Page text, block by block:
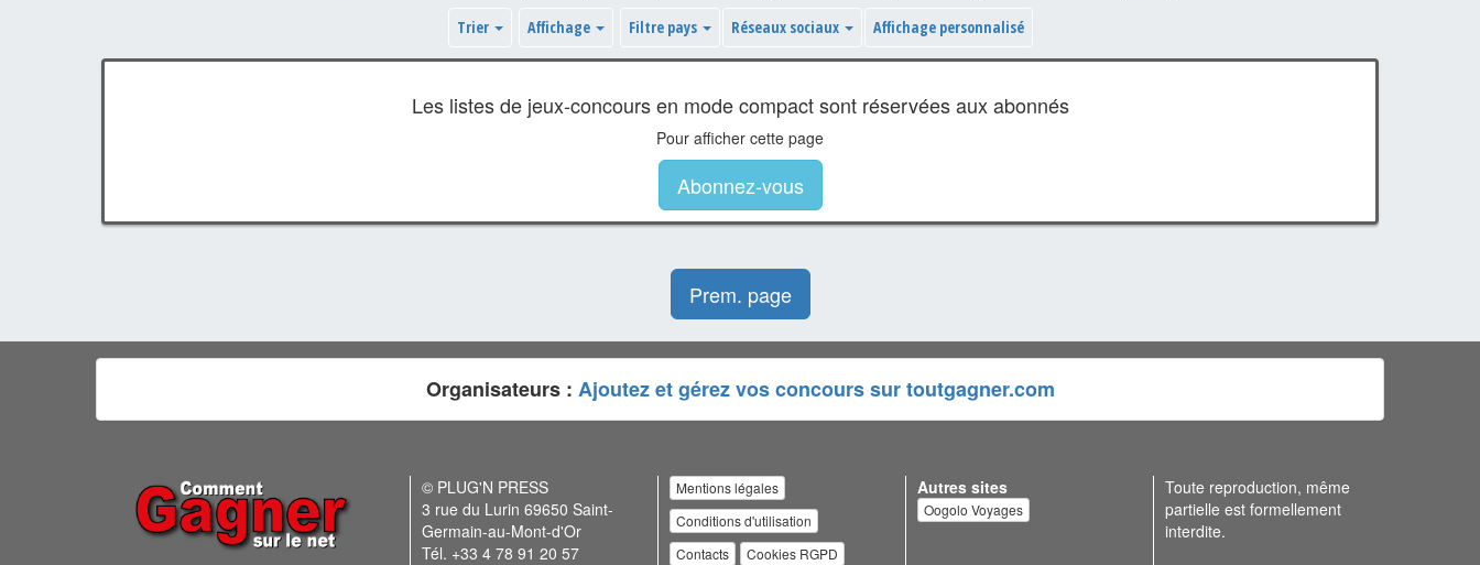
Trier Affichage Filtre pays Réseaux sociaux Affichage personnalisé
Les listes de jeux-concours en mode compact sont réservées aux abonnés
Pour afficher cette page
Abonnez-vous
Prem. page
Organisateurs : Ajoutez et gérez vos concours sur toutgagner.com
© PLUG'N PRESS
3 rue du Lurin 69650 Saint-
Germain-au-Mont-d'Or
Tél. +33 4 78 91 20 57
Mentions légales
Conditions d'utilisation
Contacts
Cookies RGPD
Autres sites
Oogolo Voyages
Toute reproduction, même
partielle est formellement
interdite.